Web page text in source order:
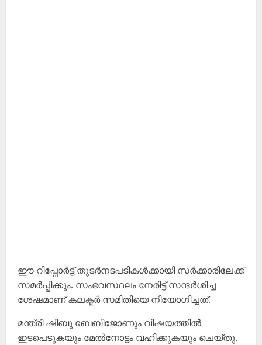
ഈ റിപ്പോർട്ട് തുടർനടപടികൾക്കായി സർക്കാരിലേക്ക്
സമർപ്പിക്കും. സംഭവസ്ഥലം നേരിട്ട് സന്ദർശിച്ച
ശേഷമാണ് കലക്ടർ സമിതിയെ നിയോഗിച്ചത്.
മന്ത്രി ഷിബു ബേബിജോണും വിഷയത്തിൽ
ഇടപെടുകയും മേൽനോട്ടം വഹിക്കുകയും ചെയ്തു.